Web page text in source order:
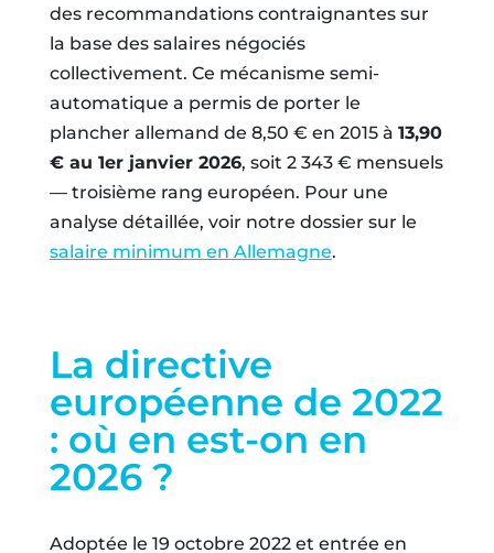
des recommandations contraignantes sur
la base des salaires négociés
collectivement. Ce mécanisme semi-
automatique a permis de porter le
plancher allemand de 8,50 € en 2015 à 13,90
€ au 1er janvier 2026, soit 2 343 € mensuels
— troisième rang européen. Pour une
analyse détaillée, voir notre dossier sur le
salaire minimum en Allemagne.
La directive
européenne de 2022
: où en est-on en
2026 ?
Adoptée le 19 octobre 2022 et entrée en